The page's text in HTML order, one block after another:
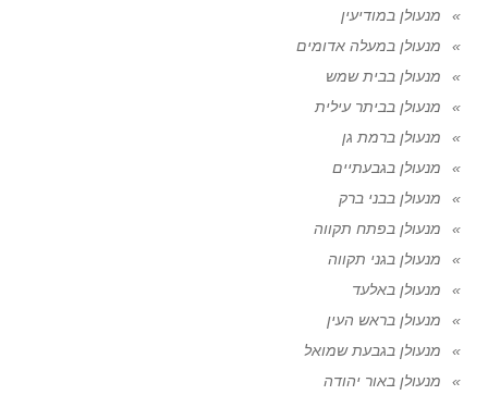
מנעולן במודיעין
מנעולן במעלה אדומים
מנעולן בבית שמש
מנעולן בביתר עילית
מנעולן ברמת גן
מנעולן בגבעתיים
מנעולן בבני ברק
מנעולן בפתח תקווה
מנעולן בגני תקווה
מנעולן באלעד
מנעולן בראש העין
מנעולן בגבעת שמואל
מנעולן באור יהודה